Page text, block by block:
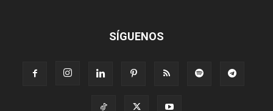
SÍGUENOS